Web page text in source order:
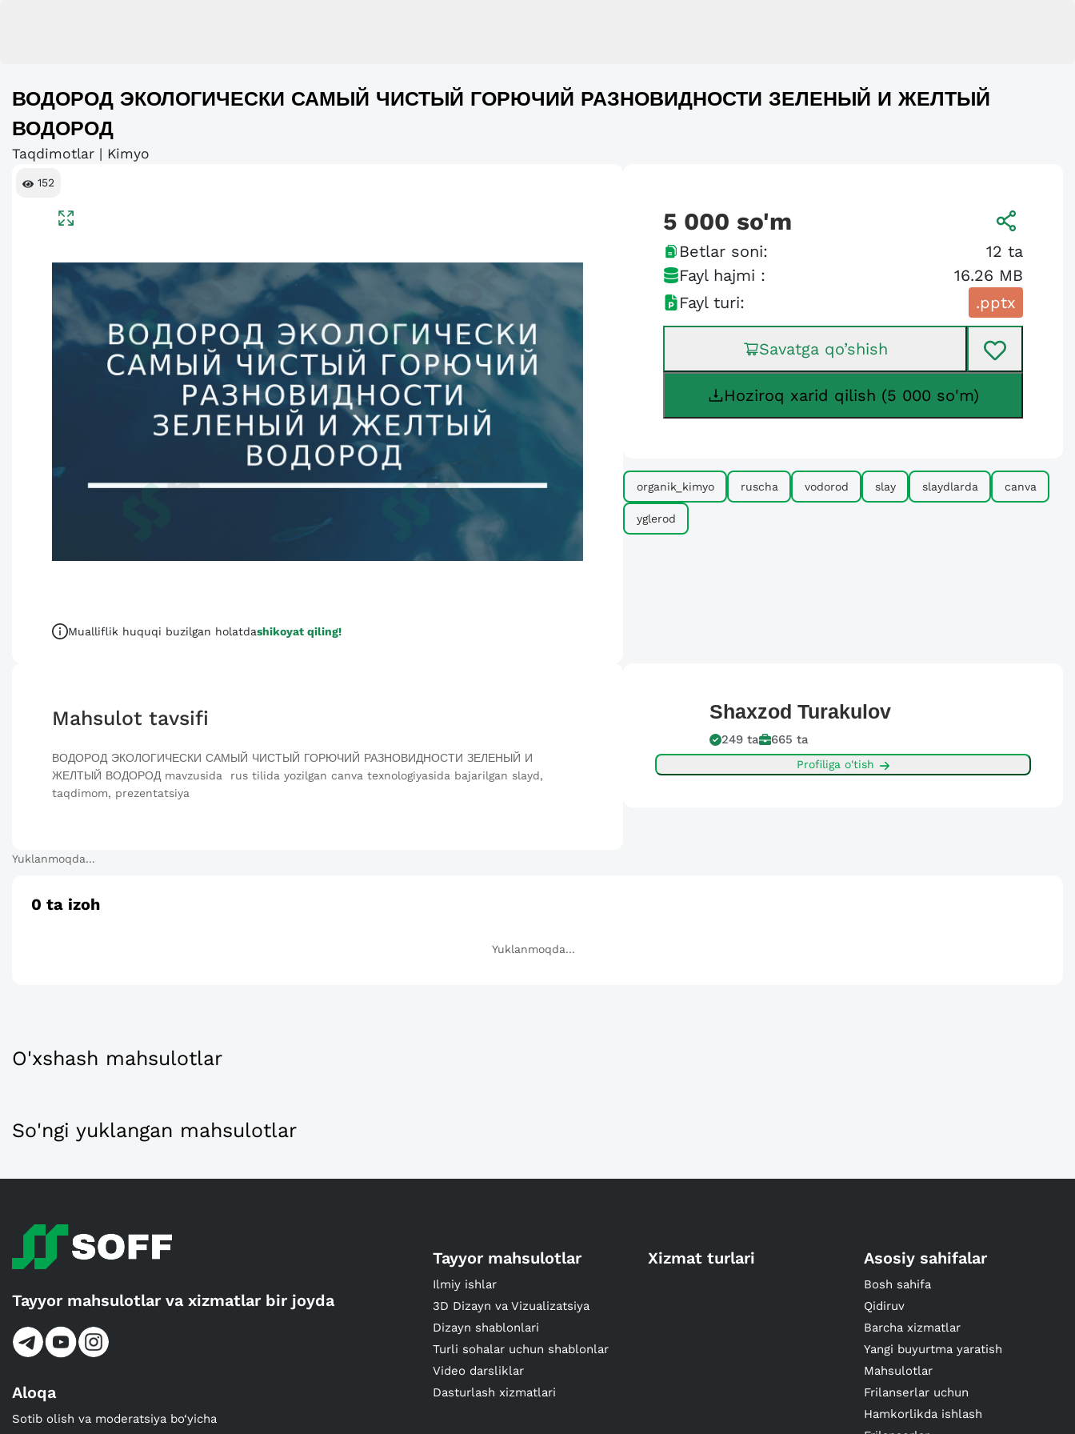
ВОДОРОД ЭКОЛОГИЧЕСКИ САМЫЙ ЧИСТЫЙ ГОРЮЧИЙ РАЗНОВИДНОСТИ ЗЕЛЕНЫЙ И ЖЕЛТЫЙ
ВОДОРОД
Taqdimotlar | Kimyo
152
Mualliflik huquqi buzilgan holatdashikoyat qiling!
5 000 so'm
Betlar soni: 12 ta
Fayl hajmi :
16.26 MB
Fayl turi:
.pptx
Savatga qo’shish
Hoziroq xarid qilish (5 000 so'm)
organik_kimyo ruscha vodorod slay slaydlarda canva
yglerod
Mahsulot tavsifi
ВОДОРОД ЭКОЛОГИЧЕСКИ САМЫЙ ЧИСТЫЙ ГОРЮЧИЙ РАЗНОВИДНОСТИ ЗЕЛЕНЫЙ И
ЖЕЛТЫЙ ВОДОРОД mavzusida rus tilida yozilgan canva texnologiyasida bajarilgan slayd,
taqdimom, prezentatsiya
Shaxzod Turakulov
249 ta 665 ta
Profiliga o'tish
Yuklanmoqda...
0 ta izoh
Yuklanmoqda...
O'xshash mahsulotlar
So'ngi yuklangan mahsulotlar
Tayyor mahsulotlar va xizmatlar bir joyda
Aloqa
Sotib olish va moderatsiya bo‘yicha
Tayyor mahsulotlar
Ilmiy ishlar
3D Dizayn va Vizualizatsiya
Dizayn shablonlari
Turli sohalar uchun shablonlar
Video darsliklar
Dasturlash xizmatlari
Xizmat turlari Asosiy sahifalar
Bosh sahifa
Qidiruv
Barcha xizmatlar
Yangi buyurtma yaratish
Mahsulotlar
Frilanserlar uchun
Hamkorlikda ishlash